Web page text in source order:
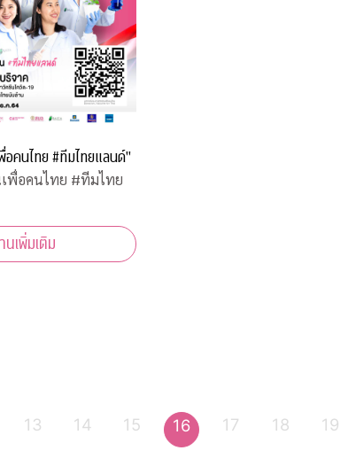
อคนไทย #ทีมไทยแลนด์"
พื่อคนไทย #ทีมไทย
นเพิ่มเติม
13 14 15 16 17 18 19